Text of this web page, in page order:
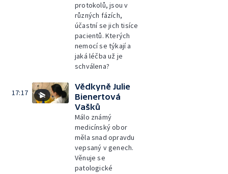
protokolů, jsou v
různých fázích,
účastní se jich tisíce
pacientů. Kterých
nemocí se týkají a
jaká léčba už je
schválena?
17:17
Vědkyně Julie
Bienertová
Vašků
Málo známý
medicínský obor
měla snad opravdu
vepsaný v genech.
Věnuje se
patologické